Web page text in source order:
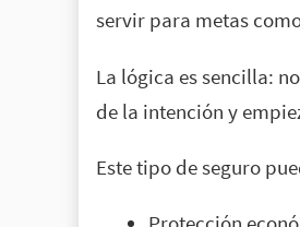
servir para metas
La lógica es sencilla:
de la intención y
Este tipo de seguro